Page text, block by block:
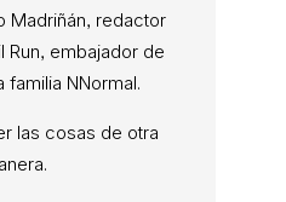
Madriñán, redactor
Run, embajador de
familia NNormal.
las cosas de otra